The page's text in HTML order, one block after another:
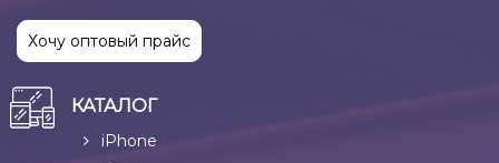
Хочу оптовый прайс
КАТАЛОГ
iPhone